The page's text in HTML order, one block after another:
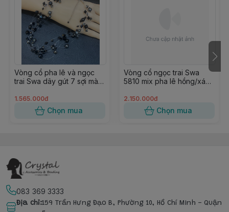
Vòng cổ pha lê và ngọc
trai Swa dây gút 7 sợi màu
1.565.000đ
Chọn mua
Vòng cổ ngọc trai Swa
5810 mix pha lê hồng/xám,
2.150.000đ
Chọn mua
083 369 3333
Địa chỉ:159 Trần Hưng Đạo B, Phường 10, Hồ Chí Minh - Quận